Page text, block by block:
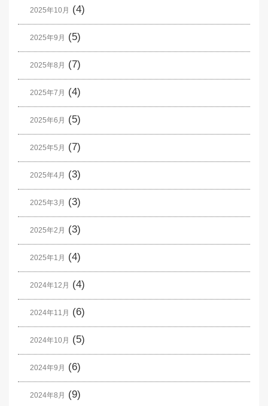
2025年10月 (4)
2025年9月 (5)
2025年8月 (7)
2025年7月 (4)
2025年6月 (5)
2025年5月 (7)
2025年4月 (3)
2025年3月 (3)
2025年2月 (3)
2025年1月 (4)
2024年12月 (4)
2024年11月 (6)
2024年10月 (5)
2024年9月 (6)
2024年8月 (9)